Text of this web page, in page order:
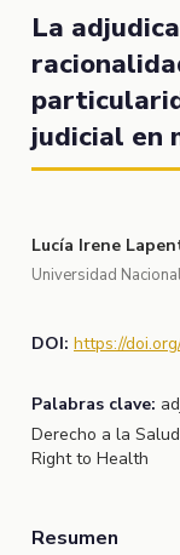
La
judicial en
Lucía Irene
Universidad
DOI: https://
Palabras clave:
Derecho a la
Right to Health
Resumen